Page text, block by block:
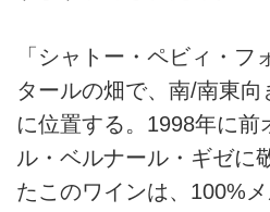
「シャトー・ペビィ・フ
タールの畑で、南/南東
に位置する。1998年に前
ル・ベルナール・ギゼに
たこのワインは、100%